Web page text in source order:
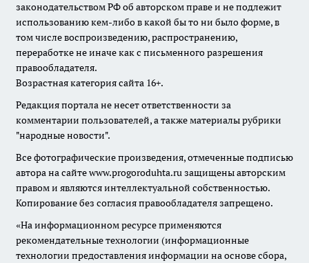
законодательством РФ об авторском праве и не подлежит
использованию кем-либо в какой бы то ни было форме, в
том числе воспроизведению, распространению,
переработке не иначе как с письменного разрешения
правообладателя.
Возрастная категория сайта 16+.
Редакция портала не несет ответственности за
комментарии пользователей, а также материалы рубрики
"народные новости".
Все фотографические произведения, отмеченные подписью
автора на сайте www.progoroduhta.ru защищены авторским
правом и являются интеллектуальной собственностью.
Копирование без согласия правообладателя запрещено.
«На информационном ресурсе применяются
рекомендательные технологии (информационные
технологии предоставления информации на основе сбора,